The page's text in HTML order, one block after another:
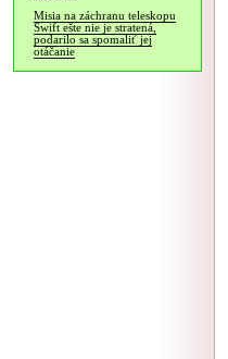
Misia na záchranu teleskopu
Swift ešte nie je stratená,
podarilo sa spomaliť jej
otáčanie